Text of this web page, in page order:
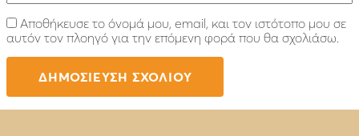
Αποθήκευσε το όνομά μου, email, και τον ιστότοπο μου σε
αυτόν τον πλοηγό για την επόμενη φορά που θα σχολιάσω.